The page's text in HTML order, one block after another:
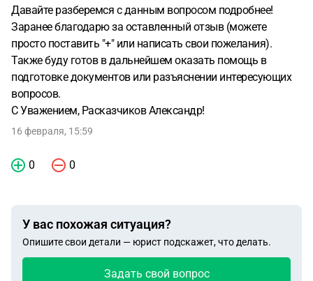
Давайте разберемся с данным вопросом подробнее!
Заранее благодарю за оставленный отзыв (можете
просто поставить "+" или написать свои пожелания).
Также буду готов в дальнейшем оказать помощь в
подготовке документов или разъяснении интересующих
вопросов.
С Уважением, Расказчиков Александр!
16 февраля, 15:59
0 0
У вас похожая ситуация?
Опишите свои детали — юрист подскажет, что делать.
Задать свой вопрос